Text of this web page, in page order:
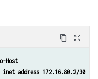
content_copy zoom_out_map
Host
address 172.16.80.2/30